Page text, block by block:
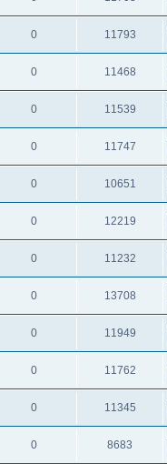
0 11793
0 11468
0 11539
0 11747
0 10651
0 12219
0 11232
0 13708
0 11949
0 11762
0 11345
0 8683